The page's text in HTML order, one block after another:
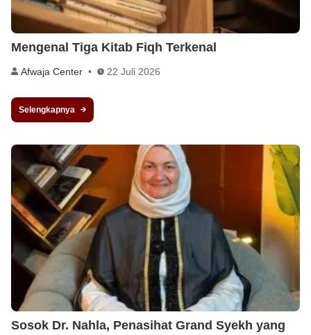
Mengenal Tiga Kitab Fiqh Terkenal
Afwaja Center 22 Juli 2026
Selengkapnya
Sosok Dr. Nahla, Penasihat Grand Syekh yang